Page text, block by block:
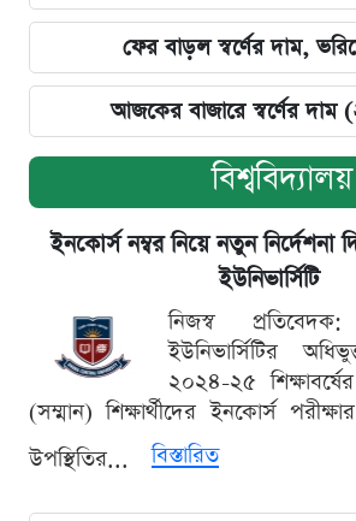
ফের বাড়ল স্বর্ণের দাম,
আজকের বাজারে স্বর্ণের দাম
বিশ্ববিদ্যালয়
ইনকোর্স নম্বর নিয়ে নতুন নির্দেশনা
ইউনিভার্সিটি
নিজস্ব
ইউনিভার্সিটির
২০২৪-২৫
(সম্মান) শিক্ষার্থীদের ইনকোর্স
উপস্থিতির...
বিস্তারিত